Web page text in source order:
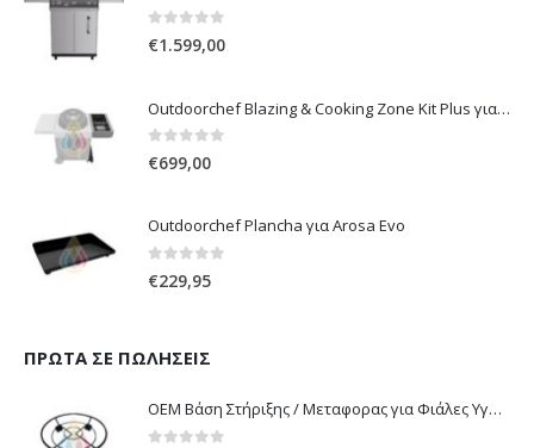
0out of 5
€1.599,00
Outdoorchef Blazing & Cooking Zone Kit Plus για Ψησταριά Arosa Evo
0out of 5
€699,00
Outdoorchef Plancha για Arosa Evo
0out of 5
€229,95
ΠΡΏΤΑ ΣΕ ΠΩΛΉΣΕΙΣ
OEM Βάση Στήριξης / Μεταφορας για Φιάλες Υγραερίου 10 kg & 13 kg με ροδάκια